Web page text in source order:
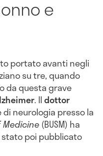
e
portato avanti negli
su tre, quando
da questa grave
. Ildottor
neurologia presso la
Medicine(BUSM) ha
poi pubblicato